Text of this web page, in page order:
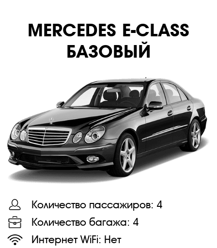
MERСEDES E-CLASS
БАЗОВЫЙ
Количество пассажиров: 4
Количество багажа: 4
Интернет WiFi: Нет